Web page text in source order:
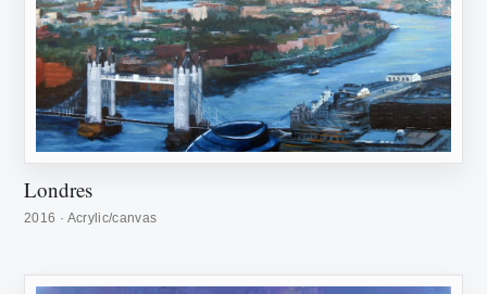
Londres
2016 · Acrylic/canvas